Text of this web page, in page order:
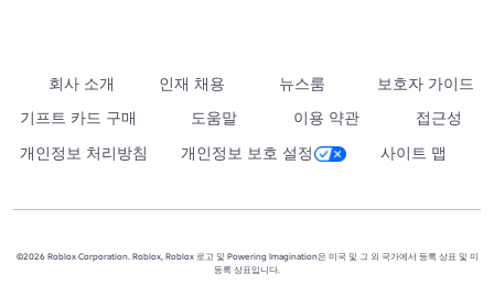
회사 소개 인재 채용 뉴스룸
보호자 가이드
기프트 카드 구매
도움말 이용 약관
접근성
개인정보 처리방침
개인정보 보호 설정 사이트 맵
©2026 Roblox Corporation. Roblox, Roblox 로고 및 Powering Imagination은 미국 및 그 외 국가에서 등록 상표 및 미
등록 상표입니다.